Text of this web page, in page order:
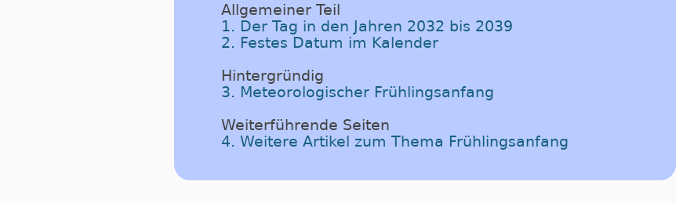
Allgemeiner Teil
1. Der Tag in den Jahren 2032 bis 2039
2. Festes Datum im Kalender
Hintergründig
3. Meteorologischer Frühlingsanfang
Weiterführende Seiten
4. Weitere Artikel zum Thema Frühlingsanfang